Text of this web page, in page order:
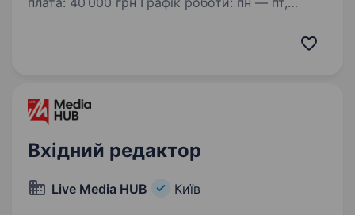
Вхідний редактор
Live Media HUB Київ